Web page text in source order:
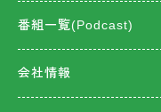
番組一覧(Podcast)
会社情報